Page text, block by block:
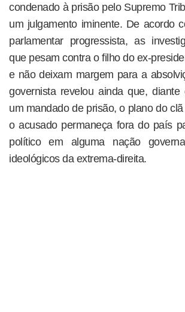
condenado à prisão pelo Supremo
um julgamento iminente. De acordo
parlamentar progressista, as
que pesam contra o filho do ex-
e não deixam margem para a
governista revelou ainda que,
um mandado de prisão, o plano do
o acusado permaneça fora do país
político em alguma nação
ideológicos da extrema-direita.